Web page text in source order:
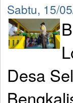
Sabtu, 15/
Desa